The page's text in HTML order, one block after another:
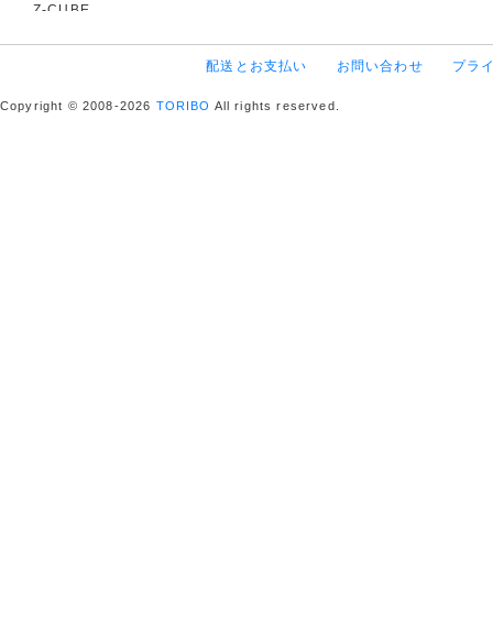
Z-CUBE
配送とお支払い お問い合わせ プラ
Copyright © 2008-2026 TORIBO All rights reserved.